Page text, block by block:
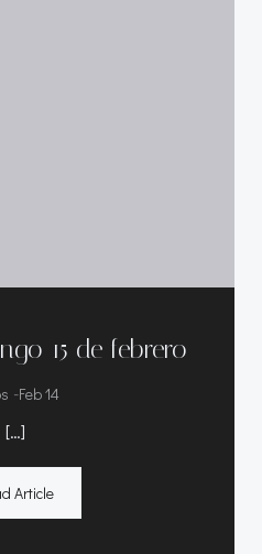
15 de febrero
-Feb 14
[…]
Article